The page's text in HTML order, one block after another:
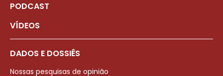
PODCAST
VÍDEOS
DADOS E DOSSIÊS
Nossas pesquisas de opinião